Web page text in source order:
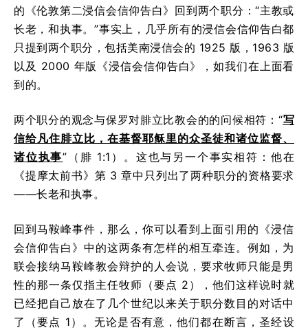
的《伦敦第二浸信会信仰告白》回到两个职分：“主教或
长老，和执事。”事实上，几乎所有的浸信会信仰告白都
只提到两个职分，包括美南浸信会的 1925 版，1963 版
以及 2000 年版《浸信会信仰告白》，如我们在上面看
到的。
两个职分的观念与保罗对腓立比教会的的问候相符：“写
信给凡住腓立比，在基督耶稣里的众圣徒和诸位监督、
诸位执事”（腓 1:1）。这也与另一个事实相符：他在
《提摩太前书》第 3 章中只列出了两种职分的资格要求
——长老和执事。
回到马鞍峰事件，那么，你可以看到上面引用的《浸信
会信仰告白》中的这两条有怎样的相互牵连。例如，为
联会接纳马鞍峰教会辩护的人会说，要求牧师只能是男
性的那一条仅指主任牧师（要点 2），他们这样说时就
已经把自己放在了几个世纪以来关于职分数目的对话中
了（要点 1）。无论是否有意，他们都在断言，圣经设